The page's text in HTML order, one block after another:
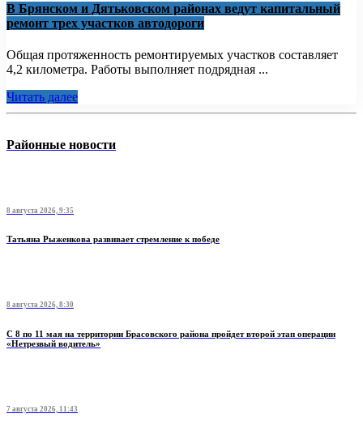
В Брянском и Дятьковском районах ведут капитальный
ремонт трех участков автодороги
Общая протяженность ремонтируемых участков составляет
4,2 километра. Работы выполняет подрядная ...
Читать далее
Районные новости
8 августа 2026, 9:35
Татьяна Рыженкова развивает стремление к победе
8 августа 2026, 8:30
С 8 по 11 мая на территории Брасовского района пройдет второй этап операции
«Нетрезвый водитель»
7 августа 2026, 11:43